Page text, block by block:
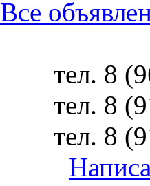
Все
тел. 8
тел. 8
тел. 8